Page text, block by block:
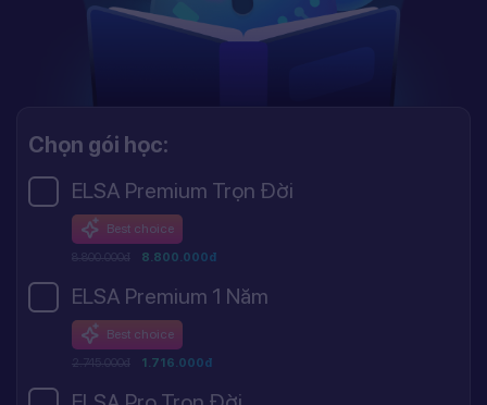
Chọn gói học:
ELSA Premium Trọn Đời
Best choice
8.800.000đ 8.800.000đ
ELSA Premium 1 Năm
Best choice
2.745.000đ 1.716.000đ